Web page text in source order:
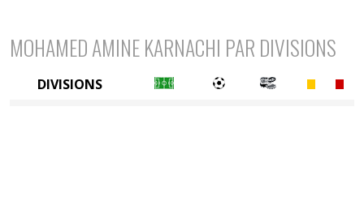
MOHAMED AMINE KARNACHI PAR DIVISIONS
DIVISIONS